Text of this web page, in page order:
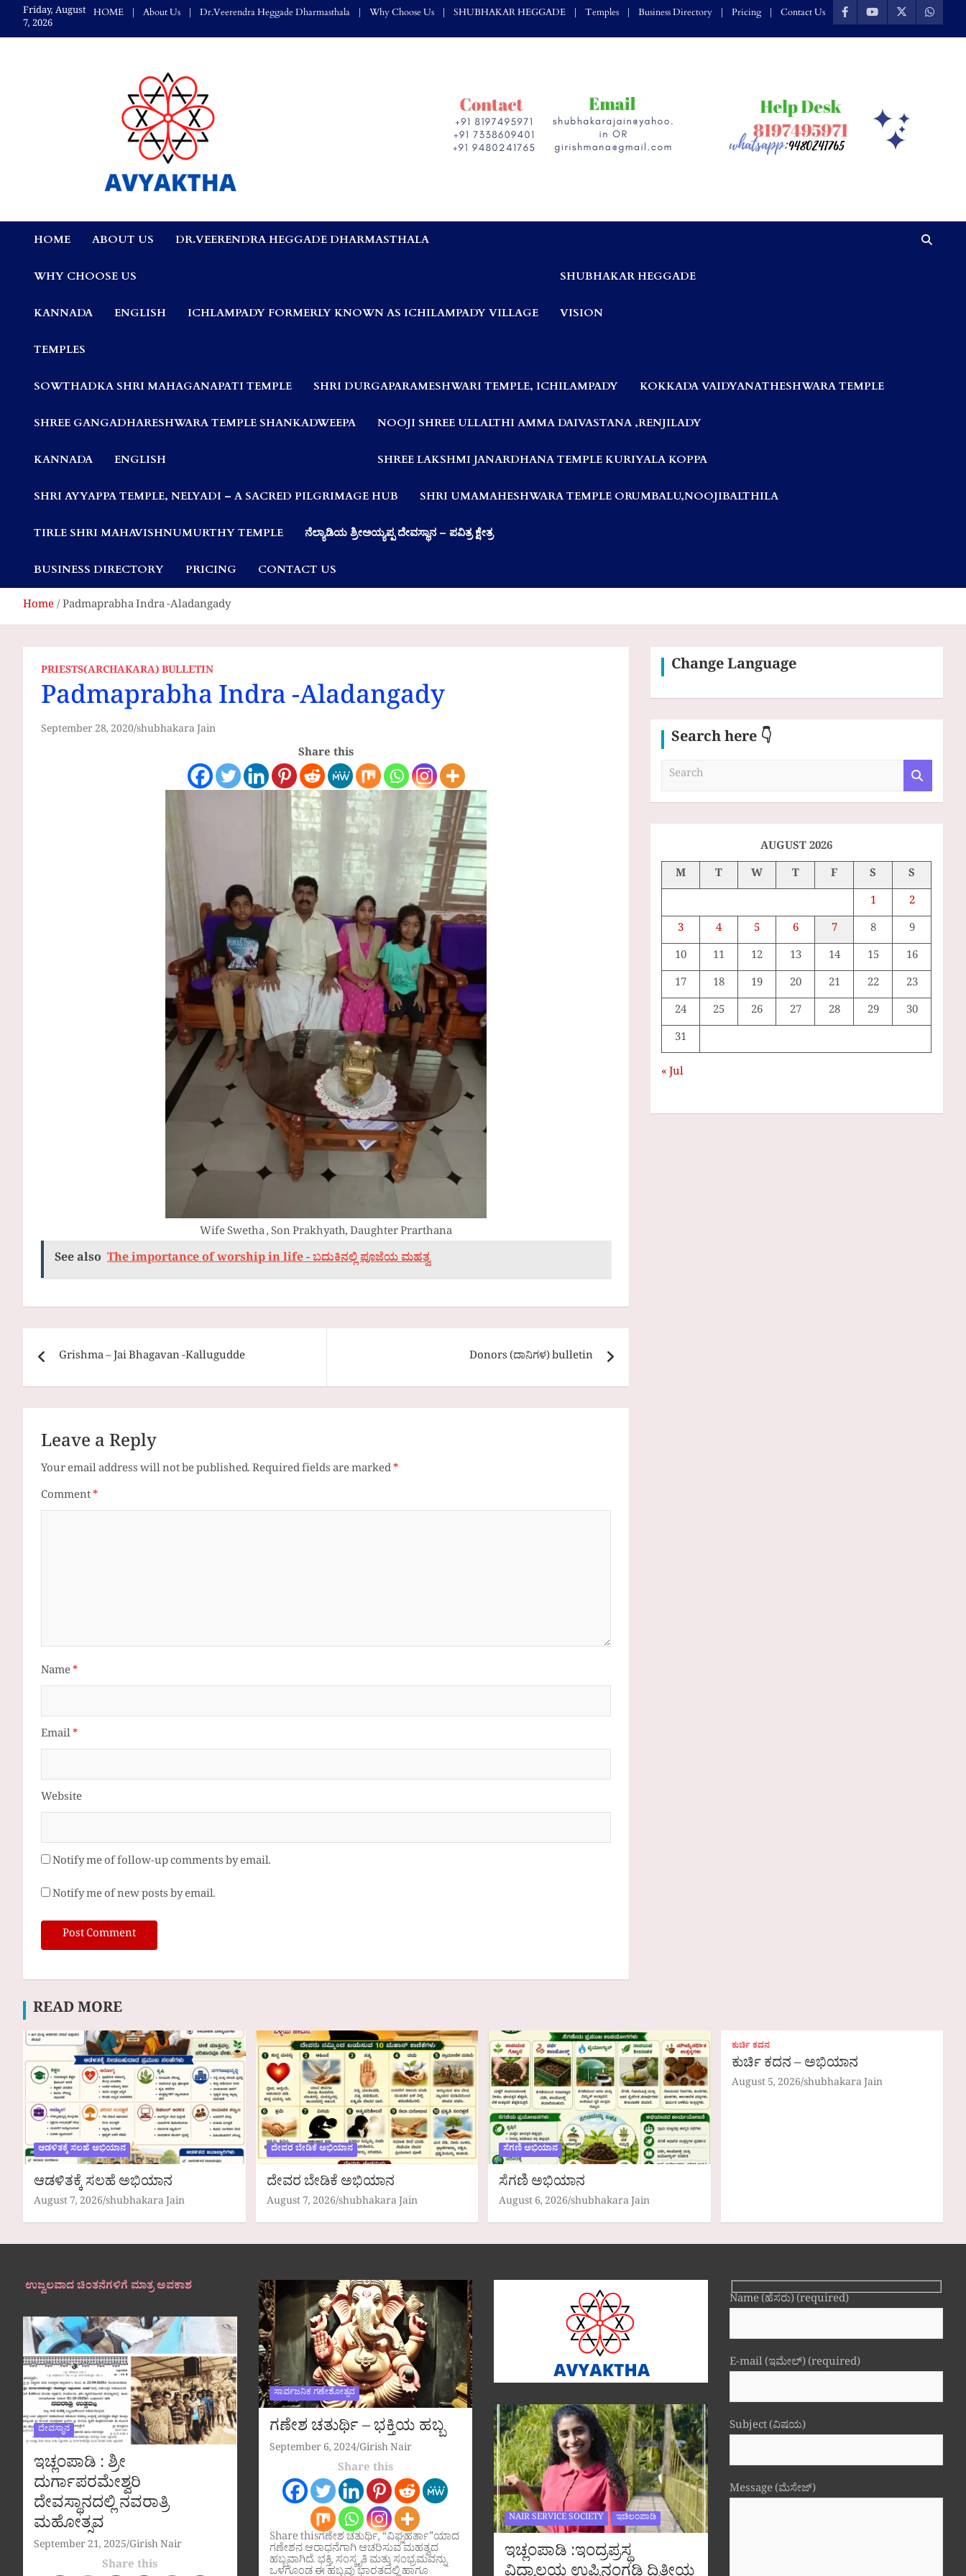
content
Friday, August
7, 2026
HOME About Us Dr.Veerendra Heggade Dharmasthala Why Choose Us SHUBHAKAR HEGGADE Temples Business Directory Pricing Contact Us
Avyaktha Bulletin:
Connecting Temples,
Professionals, &
Communities
HOME ABOUT US DR.VEERENDRA HEGGADE DHARMASTHALA
WHY CHOOSE US
KANNADA ENGLISH ICHLAMPADY FORMERLY KNOWN AS ICHILAMPADY VILLAGE
SHUBHAKAR HEGGADE
VISION
TEMPLES
SOWTHADKA SHRI MAHAGANAPATI TEMPLE SHRI DURGAPARAMESHWARI TEMPLE, ICHILAMPADY KOKKADA VAIDYANATHESHWARA TEMPLE
SHREE GANGADHARESHWARA TEMPLE SHANKADWEEPA
KANNADA ENGLISH
NOOJI SHREE ULLALTHI AMMA DAIVASTANA ,RENJILADY
SHREE LAKSHMI JANARDHANA TEMPLE KURIYALA KOPPA
SHRI AYYAPPA TEMPLE, NELYADI – A SACRED PILGRIMAGE HUB SHRI UMAMAHESHWARA TEMPLE ORUMBALU,NOOJIBALTHILA
TIRLE SHRI MAHAVISHNUMURTHY TEMPLE ನೆಲ್ಯಾಡಿಯ ಶ್ರೀಅಯ್ಯಪ್ಪ ದೇವಸ್ಥಾನ – ಪವಿತ್ರ ಕ್ಷೇತ್ರ
BUSINESS DIRECTORY PRICING CONTACT US
Home Padmaprabha Indra -Aladangady
PRIESTS(ARCHAKARA) BULLETIN
Padmaprabha Indra -Aladangady
September 28, 2020shubhakara Jain
Share this
Wife Swetha , Son Prakhyath, Daughter Prarthana
See also The importance of worship in life - ಬದುಕಿನಲ್ಲಿ ಪೂಜೆಯ ಮಹತ್ವ
Post
navigation
Grishma – Jai Bhagavan -Kallugudde Donors (ದಾನಿಗಳ) bulletin
Leave a Reply
Your email address will not be published.Required fields are marked*
Comment*
Name*
Email*
Website
Notify me of follow-up comments by email.
Notify me of new posts by email.
Change Language
Search here 👇
a
AUGUST 2026
M
T W T F S
S
1
2
3
4 5 6 7 8
9
10
11 12 13 14 15
16
17
18 19 20 21 22
23
24
25 26 27 28 29
30
31
« Jul
READ MORE
ಆಡಳಿತಕ್ಕೆ ಸಲಹೆ ಅಭಿಯಾನ
ಆಡಳಿತಕ್ಕೆ ಸಲಹೆ ಅಭಿಯಾನ
August 7, 2026 shubhakara Jain
ದೇವರ ಬೇಡಿಕೆ ಅಭಿಯಾನ
ದೇವರ ಬೇಡಿಕೆ ಅಭಿಯಾನ
August 7, 2026shubhakara Jain
ಸೆಗಣಿ ಅಭಿಯಾನ
ಸೆಗಣಿ ಅಭಿಯಾನ
August 6, 2026 shubhakara Jain
ಕುರ್ಚಿ ಕದನ
ಕುರ್ಚಿ ಕದನ – ಅಭಿಯಾನ
August 5, 2026shubhakara Jain
ಉಜ್ವಲವಾದ ಚಿಂತನೆಗಳಿಗೆ ಮಾತ್ರ ಅವಕಾಶ
ದೇವಸ್ಥಾನ
ಇಚ್ಲಂಪಾಡಿ : ಶ್ರೀ
ದುರ್ಗಾಪರಮೇಶ್ವರಿ
ದೇವಸ್ಥಾನದಲ್ಲಿ ನವರಾತ್ರಿ
ಮಹೋತ್ಸವ
September 21, 2025 Girish Nair
Share this
ಸಾರ್ವಜನಿಕ ಗಣೇಶೋತ್ಸವ
ಗಣೇಶ ಚತುರ್ಥಿ – ಭಕ್ತಿಯ ಹಬ್ಬ
September 6, 2024Girish Nair
Share this
Share thisಗಣೇಶ ಚತುರ್ಥಿ, “ವಿಘ್ನಹರ್ತಾ”ಯಾದ
ಗಣೇಶನ ಆರಾಧನೆಗಾಗಿ ಆಚರಿಸುವ ಮಹತ್ವದ
ಹಬ್ಬವಾಗಿದೆ. ಭಕ್ತಿ, ಸಂಸ್ಕೃತಿ ಮತ್ತು ಸಂಭ್ರಮವನ್ನು
NAIR SERVICE SOCIETY ಇಚಿಲಂಪಾಡಿ
ಇಚ್ಲಂಪಾಡಿ :ಇಂದ್ರಪ್ರಸ್ಥ
Name (ಹೆಸರು) (required)
E-mail (ಇಮೇಲ್) (required)
Subject (ವಿಷಯ)
Message (ಮೆಸೇಜ್)